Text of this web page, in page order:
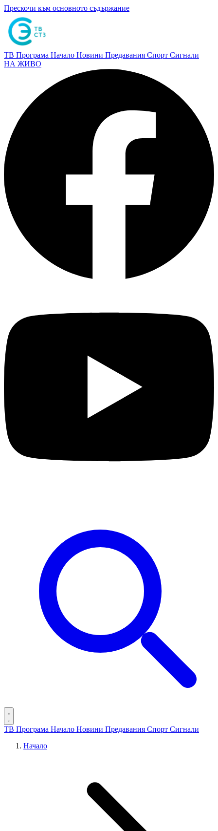
Прескочи към основното съдържание
ТВ Програма Начало Новини Предавания Спорт Сигнали
НА ЖИВО
ТВ Програма Начало Новини Предавания Спорт Сигнали
Начало